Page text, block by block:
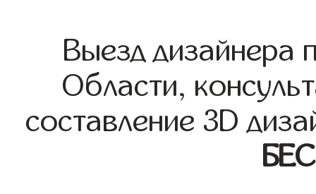
Выезд дизайнера
Области,
составление 3D